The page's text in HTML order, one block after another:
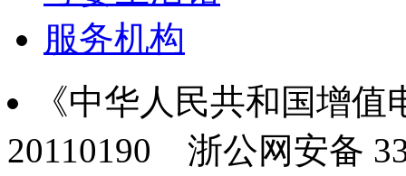
服务机构
《中华人民共和国增
20110190 浙公网安备